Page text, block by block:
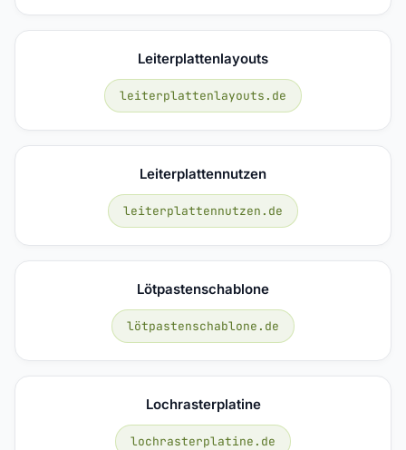
Leiterplattenlayouts
leiterplattenlayouts.de
Leiterplattennutzen
leiterplattennutzen.de
Lötpastenschablone
lötpastenschablone.de
Lochrasterplatine
lochrasterplatine.de